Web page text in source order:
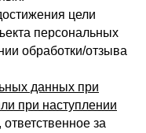
цели
персональных
обработки/отзыва
данных при
при наступлении
ответственное за